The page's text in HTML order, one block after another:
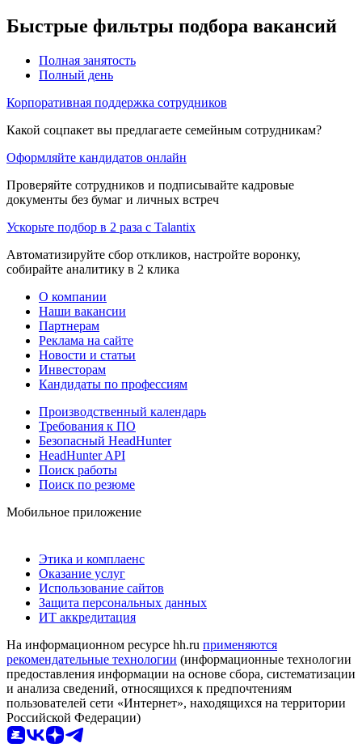
Быстрые фильтры подбора вакансий
Полная занятость
Полный день
Корпоративная поддержка сотрудников
Какой соцпакет вы предлагаете семейным сотрудникам?
Оформляйте кандидатов онлайн
Проверяйте сотрудников и подписывайте кадровые
документы без бумаг и личных встреч
Ускорьте подбор в 2 раза с Talantix
Автоматизируйте сбор откликов, настройте воронку,
собирайте аналитику в 2 клика
О компании
Наши вакансии
Партнерам
Реклама на сайте
Новости и статьи
Инвесторам
Кандидаты по профессиям
Производственный календарь
Требования к ПО
Безопасный HeadHunter
HeadHunter API
Поиск работы
Поиск по резюме
Мобильное приложение
Этика и комплаенс
Оказание услуг
Использование сайтов
Защита персональных данных
ИТ аккредитация
На информационном ресурсе hh.ru применяются
рекомендательные технологии (информационные технологии
предоставления информации на основе сбора, систематизации
и анализа сведений, относящихся к предпочтениям
пользователей сети «Интернет», находящихся на территории
Российской Федерации)